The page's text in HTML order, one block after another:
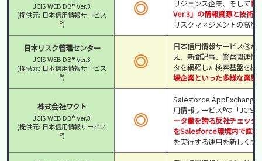
JCIS WEB DB® Ver.3
(提供元: 日本信用情報サービス
®)
◎ リジェンス企業、そして日
Ver.3」の情報資源と技術
リスクマネジメントの高度
日本リスク管理センター
JCIS WEB DB® Ver.3
(提供元: 日本信用情報サービス
®)
◎
日本信用情報サービスⓇが
え、新聞記事、警察関連情
タを網羅した検索基盤を構
場企業といった多様な業界
株式会社ワクト
JCIS WEB DB® Ver.3
(提供元: 日本信用情報サービス
®)
◎
Salesforce AppExchange
用情報サービス®の「JCIS
ータ量を誇る反社チェック
をSalesforce環境内で直接
を実行する運用を新しく開